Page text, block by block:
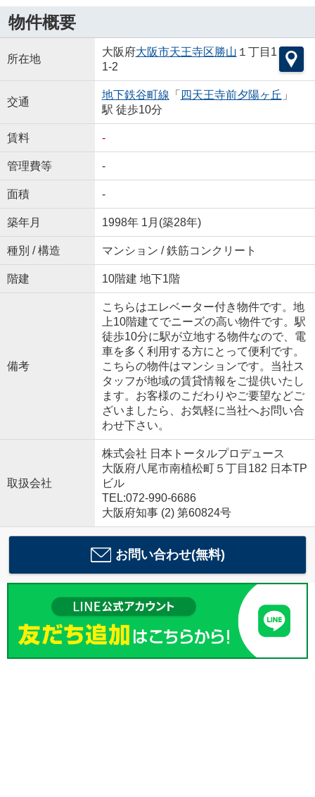
物件概要
所在地
大阪府大阪市天王寺区勝山 １丁目1
1-2
交通
地下鉄谷町線 「 四天王寺前夕陽ヶ丘 」
駅 徒歩10分
賃料 -
管理費等 -
面積 -
築年月 1998年 1月(築28年)
種別 / 構造 マンション / 鉄筋コンクリート
階建 10階建 地下1階
備考
こちらはエレベーター付き物件です。地
上10階建てでニーズの高い物件です。駅
徒歩10分に駅が立地する物件なので、電
車を多く利用する方にとって便利です。
こちらの物件はマンションです。当社ス
タッフが地域の賃貸情報をご提供いたし
ます。お客様のこだわりやご要望などご
ざいましたら、お気軽に当社へお問い合
わせ下さい。
取扱会社
株式会社 日本トータルプロデュース
大阪府八尾市南植松町５丁目182 日本TP
ビル
TEL:072-990-6686
大阪府知事 (2) 第60824号
お問い合わせ(無料)